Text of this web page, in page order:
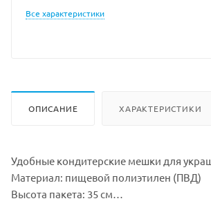
Все характеристики
ОПИСАНИЕ ХАРАКТЕРИСТИКИ
Удобные кондитерские мешки для
Материал: пищевой полиэтилен (ПВД)
Высота пакета: 35 см